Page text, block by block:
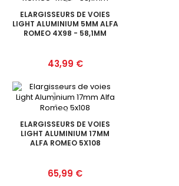
ELARGISSEURS DE VOIES
LIGHT ALUMINIUM 5MM ALFA
ROMEO 4X98 - 58,1MM
Prix
43,99 €
ELARGISSEURS DE VOIES
LIGHT ALUMINIUM 17MM
ALFA ROMEO 5X108
Prix
65,99 €